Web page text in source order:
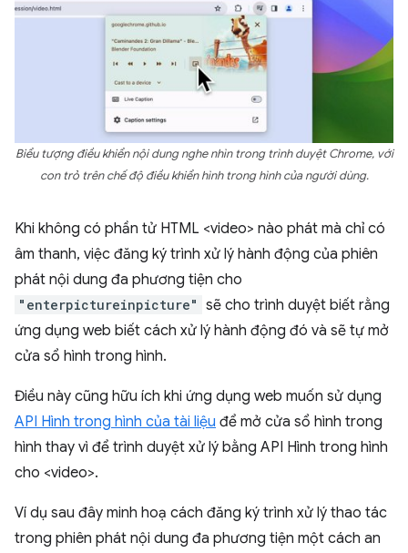
Biểu tượng điều khiển nội dung nghe nhìn trong trình duyệt Chrome, với
con trỏ trên chế độ điều khiển hình trong hình của người dùng.
Khi không có phần tử HTML <video> nào phát mà chỉ có
âm thanh, việc đăng ký trình xử lý hành động của phiên
phát nội dung đa phương tiện cho
"enterpictureinpicture" sẽ cho trình duyệt biết rằng
ứng dụng web biết cách xử lý hành động đó và sẽ tự mở
cửa sổ hình trong hình.
Điều này cũng hữu ích khi ứng dụng web muốn sử dụng
API Hình trong hình của tài liệu để mở cửa sổ hình trong
hình thay vì để trình duyệt xử lý bằng API Hình trong hình
cho <video>.
Ví dụ sau đây minh hoạ cách đăng ký trình xử lý thao tác
trong phiên phát nội dung đa phương tiện một cách an